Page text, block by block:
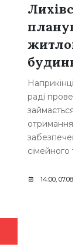
Наприкінці
раді
займається
отримання
сімейного
14:00,